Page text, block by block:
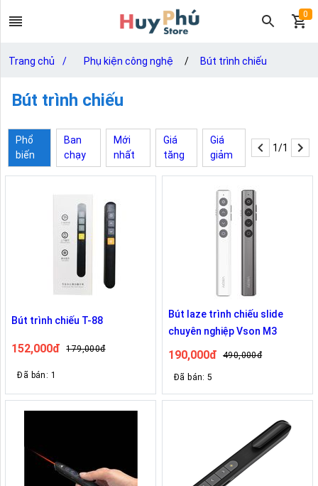
0
Trang chủ / Phụ kiện công nghệ / Bút trình chiếu
Bút trình chiếu
Phổ
biến
Ban
chạy
Mới
nhất
Giá
tăng
Giá
giảm
1/1
Bút trình chiếu T-88
152,000đ 179,000đ
Đã bán: 1
Bút laze trình chiếu slide
chuyên nghiệp Vson M3
190,000đ 490,000đ
Đã bán: 5